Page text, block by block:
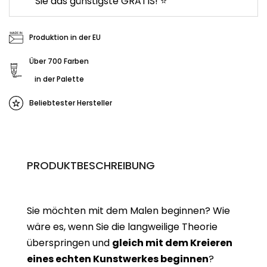
Produktion in der EU
Über 700 Farben
in der Palette
Beliebtester Hersteller
PRODUKTBESCHREIBUNG
Sie möchten mit dem Malen beginnen? Wie
wäre es, wenn Sie die langweilige Theorie
überspringen und gleich mit dem Kreieren
eines echten Kunstwerkes beginnen?